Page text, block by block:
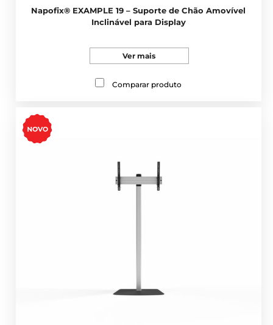
Napofix® EXAMPLE 19 – Suporte de Chão Amovível
Inclinável para Display
Ver mais
Comparar produto